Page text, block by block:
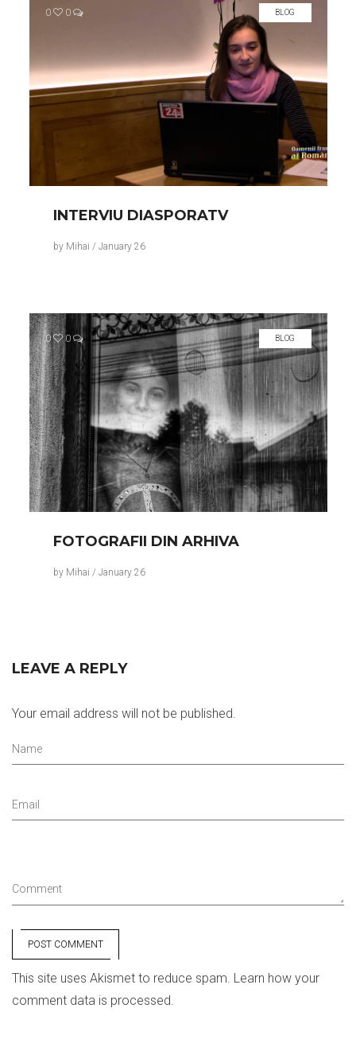
0 0 BLOG
INTERVIU DIASPORATV
by Mihai / January 26
0 0 BLOG
FOTOGRAFII DIN ARHIVA
by Mihai / January 26
LEAVE A REPLY
Your email address will not be published.
Name
Email
Comment
POST COMMENT
This site uses Akismet to reduce spam. Learn how your
comment data is processed.